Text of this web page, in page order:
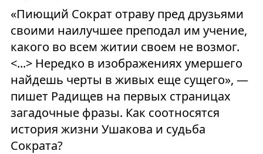
«Пиющий Сократ отраву пред друзьями
своими наилучшее преподал им учение,
какого во всем житии своем не возмог.
<...> Нередко в изображениях умершего
найдешь черты в живых еще сущего», —
пишет Радищев на первых страницах
загадочные фразы. Как соотносятся
история жизни Ушакова и судьба
Сократа?